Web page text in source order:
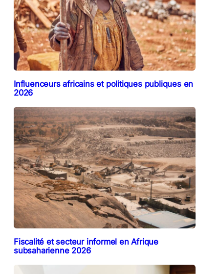
Influenceurs africains et politiques publiques en
2026
Fiscalité et secteur informel en Afrique
subsaharienne 2026